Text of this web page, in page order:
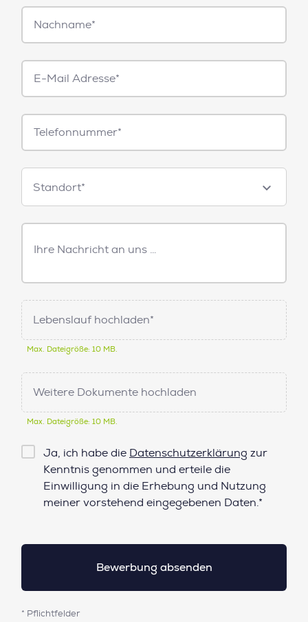
Nachname*
E-
Mail*
Telefonnummer
Standorte
Standort*
Freitext
Nachricht
Lebenslauf hochladen*
Max. Dateigröße: 10 MB.
Weitere Dokumente hochladen
Max. Dateigröße: 10 MB.
Checkbox
Datenschutz*
Ja, ich habe die Datenschutzerklärung zur
Kenntnis genommen und erteile die
Einwilligung in die Erhebung und Nutzung
meiner vorstehend eingegebenen Daten.*
* Pflichtfelder